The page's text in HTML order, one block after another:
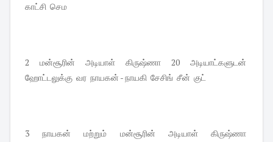
காட்சி செம
2 மன்சூரின் அடியாள் கிருஷ்ணா 20 அடியாட்களுடன்
ஹோட்டலுக்கு வர நாயகன் - நாயகி சேசிங் சீன் குட்
3 நாயகன் மற்றும் மன்சூரின் அடியாள் கிருஷ்ணா